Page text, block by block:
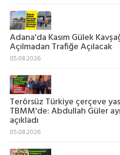
Adana'da Kasım Gülek
Açılmadan Trafiğe Açılacak
05.08.2026
Terörsüz Türkiye çerçeve
TBMM'de: Abdullah Güler
açıkladı
05.08.2026